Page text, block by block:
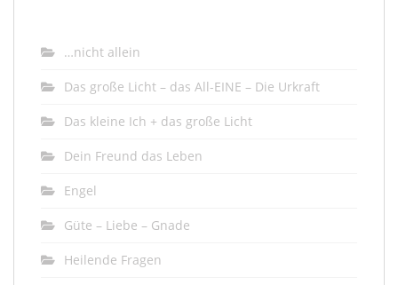
…nicht allein
Das große Licht – das All-EINE – Die Urkraft
Das kleine Ich + das große Licht
Dein Freund das Leben
Engel
Güte – Liebe – Gnade
Heilende Fragen